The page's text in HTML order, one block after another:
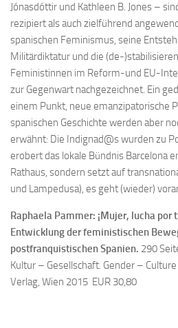
Jónasdóttir und Kathleen B. Jones –
rezipiert als auch zielführend
spanischen Feminismus, seine
Militärdiktatur und die (de-
Feministinnen im Reform-und EU-
zur Gegenwart nachgezeichnet. Ein
einem Punkt, neue emanzipatorische
spanischen Geschichte werden aber
erwähnt: Die Indignad@s wurden zu
erobert das lokale Bündnis Barcelona
Rathaus, sondern setzt auf
und Lampedusa), es geht (wieder)
Raphaela Pammer: ¡Mujer, lucha por
Entwicklung der feministischen
postfranquistischen Spanien. 290
Kultur – Gesellschaft. Gender –
Verlag, Wien 2015 EUR 30,80